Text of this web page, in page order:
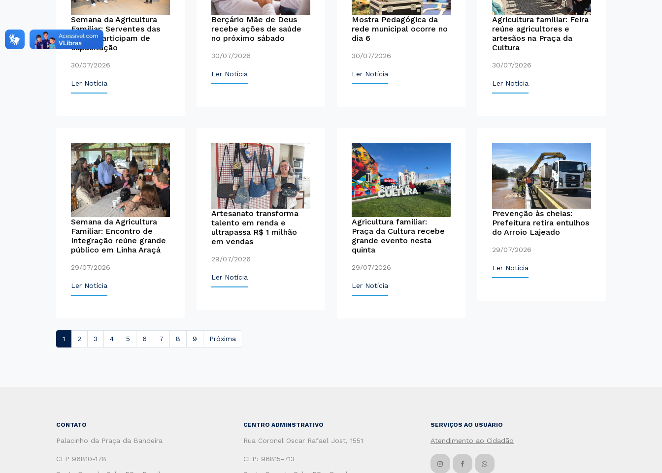
Semana da Agricultura
Familiar: Serventes das
Emeis participam de
capacitação
30/07/2026
Ler Notícia
Berçário Mãe de Deus
recebe ações de saúde
no próximo sábado
30/07/2026
Ler Notícia
Mostra Pedagógica da
rede municipal ocorre no
dia 6
30/07/2026
Ler Notícia
Agricultura familiar: Feira
reúne agricultores e
artesãos na Praça da
Cultura
30/07/2026
Ler Notícia
Semana da Agricultura
Familiar: Encontro de
Integração reúne grande
público em Linha Araçá
29/07/2026
Ler Notícia
Artesanato transforma
talento em renda e
ultrapassa R$ 1 milhão
em vendas
29/07/2026
Ler Notícia
Agricultura familiar:
Praça da Cultura recebe
grande evento nesta
quinta
29/07/2026
Ler Notícia
Prevenção às cheias:
Prefeitura retira entulhos
do Arroio Lajeado
29/07/2026
Ler Notícia
1 2 3 4 5 6 7 8 9 Próxima
CONTATO
Palacinho da Praça da Bandeira
CEP 96810-178
CENTRO ADMINSTRATIVO
Rua Coronel Oscar Rafael Jost, 1551
CEP: 96815-713
SERVIÇOS AO USUÁRIO
Atendimento ao Cidadão